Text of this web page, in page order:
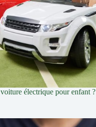
électrique pour enfant ?